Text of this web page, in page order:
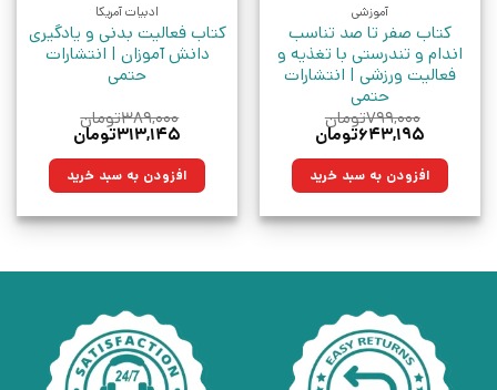
آموزشی
کتاب صفر تا صد تناسب
اندام و تندرستی با تغذیه و
فعالیت ورزشی | انتشارات
حتمی
۷۹۹,۰۰۰تومان
قیمت
۷۹۹,۰۰۰تومان
بود.
۶۴۳,۱۹۵تومان
۶۴۳,۱۹۵تومان.افزودن به سبد خرید
ادبیات آمریکا
کتاب فعالیت بدنی و یادگیری
دانش آموزان | انتشارات
حتمی
۳۸۹,۰۰۰تومان
قیمت
۳۸۹,۰۰۰تومان
بود.
۳۱۳,۱۴۵تومان
۳۱۳,۱۴۵تومان.افزودن به سبد خرید